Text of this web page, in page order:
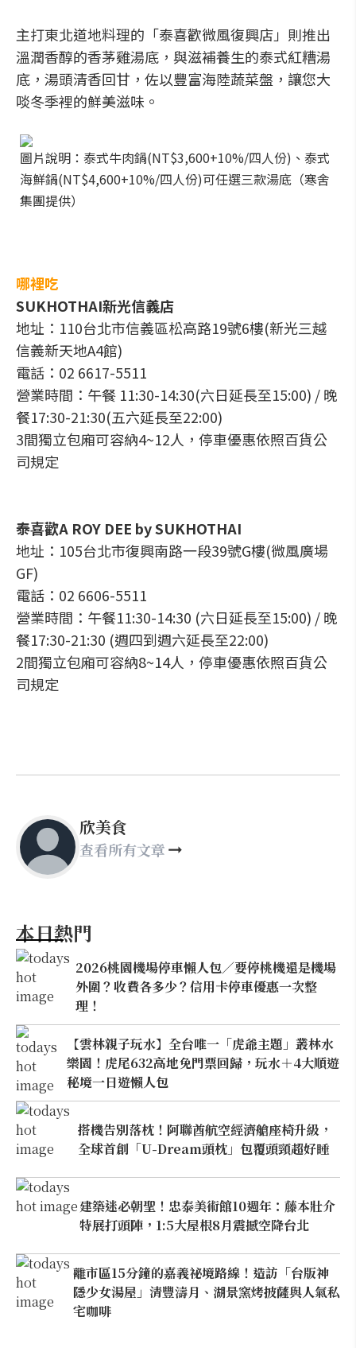
主打東北道地料理的「泰喜歡微風復興店」則推出
溫潤香醇的香茅雞湯底，與滋補養生的泰式紅糟湯
底，湯頭清香回甘，佐以豐富海陸蔬菜盤，讓您大
啖冬季裡的鮮美滋味。
圖片說明：泰式牛肉鍋(NT$3,600+10%/四人份)、泰式
海鮮鍋(NT$4,600+10%/四人份)可任選三款湯底（寒舍
集團提供）
哪裡吃
SUKHOTHAI新光信義店
地址：110台北市信義區松高路19號6樓(新光三越
信義新天地A4館)
電話：02 6617-5511
營業時間：午餐 11:30-14:30(六日延長至15:00) / 晚
餐17:30-21:30(五六延長至22:00)
3間獨立包廂可容納4~12人，停車優惠依照百貨公
司規定
泰喜歡A ROY DEE by SUKHOTHAI
地址：105台北市復興南路一段39號G樓(微風廣場
GF)
電話：02 6606-5511
營業時間：午餐11:30-14:30 (六日延長至15:00) / 晚
餐17:30-21:30 (週四到週六延長至22:00)
2間獨立包廂可容納8~14人，停車優惠依照百貨公
司規定
欣美食
查看所有文章
本日熱門
2026桃園機場停車懶人包／要停桃機還是機場
外圍？收費各多少？信用卡停車優惠一次整
理！
【雲林親子玩水】全台唯一「虎爺主題」叢林水
樂園！虎尾632高地免門票回歸，玩水＋4大順遊
秘境一日遊懶人包
搭機告別落枕！阿聯酋航空經濟艙座椅升級，
全球首創「U-Dream頭枕」包覆頭頸超好睡
建築迷必朝聖！忠泰美術館10週年：藤本壯介
特展打頭陣，1:5大屋根8月震撼空降台北
離市區15分鐘的嘉義祕境路線！造訪「台版神
隱少女湯屋」清豐濤月、湖景窯烤披薩與人氣私
宅咖啡